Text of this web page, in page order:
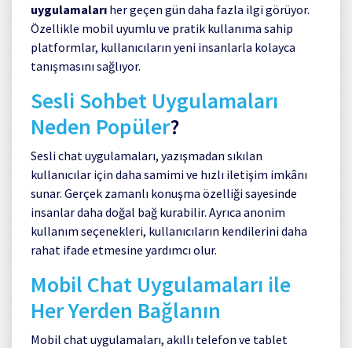
uygulamaları her geçen gün daha fazla ilgi görüyor.
Özellikle mobil uyumlu ve pratik kullanıma sahip
platformlar, kullanıcıların yeni insanlarla kolayca
tanışmasını sağlıyor.
Sesli Sohbet Uygulamaları
Neden Popüler?
Sesli chat uygulamaları, yazışmadan sıkılan
kullanıcılar için daha samimi ve hızlı iletişim imkânı
sunar. Gerçek zamanlı konuşma özelliği sayesinde
insanlar daha doğal bağ kurabilir. Ayrıca anonim
kullanım seçenekleri, kullanıcıların kendilerini daha
rahat ifade etmesine yardımcı olur.
Mobil Chat Uygulamaları ile
Her Yerden Bağlanın
Mobil chat uygulamaları, akıllı telefon ve tablet